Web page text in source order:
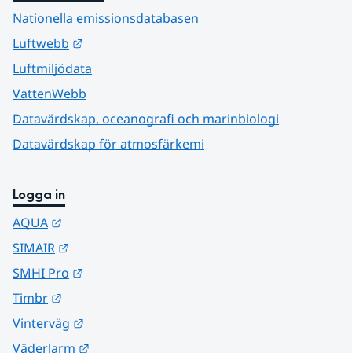
Nationella emissionsdatabasen
Luftwebb
Luftmiljödata
VattenWebb
Datavärdskap, oceanografi och marinbiologi
Datavärdskap för atmosfärkemi
Logga in
AQUA
SIMAIR
SMHI Pro
Timbr
Vinterväg
Väderlarm